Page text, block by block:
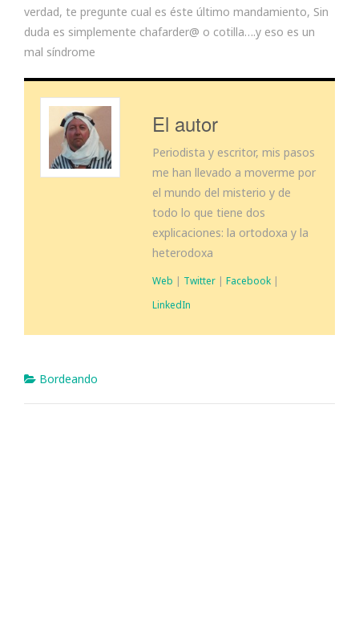
verdad, te pregunte cual es éste último mandamiento, Sin
duda es simplemente chafarder@ o cotilla….y eso es un
mal síndrome
El autor
Periodista y escritor, mis pasos
me han llevado a moverme por
el mundo del misterio y de
todo lo que tiene dos
explicaciones: la ortodoxa y la
heterodoxa
Web | Twitter | Facebook |
LinkedIn
Bordeando